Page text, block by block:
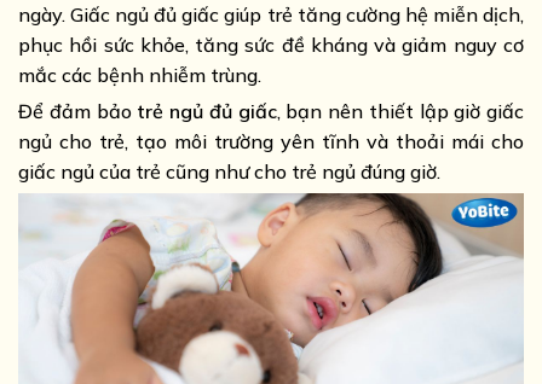
ngày. Giấc ngủ đủ giấc giúp trẻ tăng cường hệ miễn dịch,
phục hồi sức khỏe, tăng sức đề kháng và giảm nguy cơ
mắc các bệnh nhiễm trùng.
Để đảm bảo trẻ ngủ đủ giấc, bạn nên thiết lập giờ giấc
ngủ cho trẻ, tạo môi trường yên tĩnh và thoải mái cho
giấc ngủ của trẻ cũng như cho trẻ ngủ đúng giờ.